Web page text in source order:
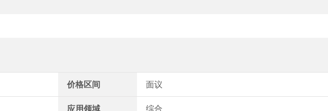
价格区间 面议
应用领域 综合